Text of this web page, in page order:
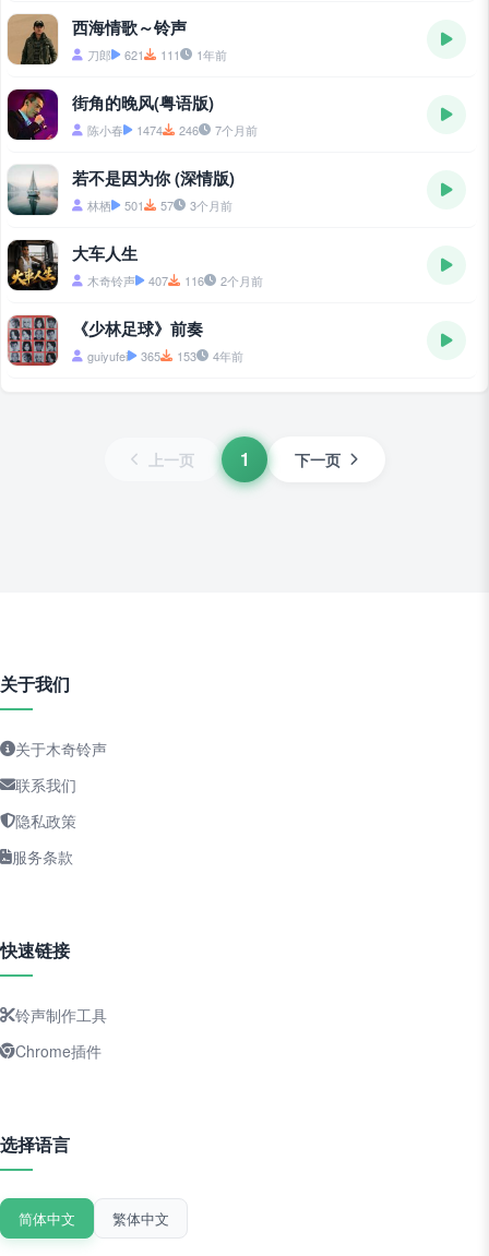
西海情歌～铃声
刀郎 621 111 1年前
街角的晚风(粤语版)
陈小春 1474 246 7个月前
若不是因为你 (深情版)
林栖 501 57 3个月前
大车人生
木奇铃声 407 116 2个月前
《少林足球》前奏
guiyufei 365 153 4年前
上一页 1 下一页
关于我们
关于木奇铃声
联系我们
隐私政策
服务条款
快速链接
铃声制作工具
Chrome插件
选择语言
简体中文 繁体中文